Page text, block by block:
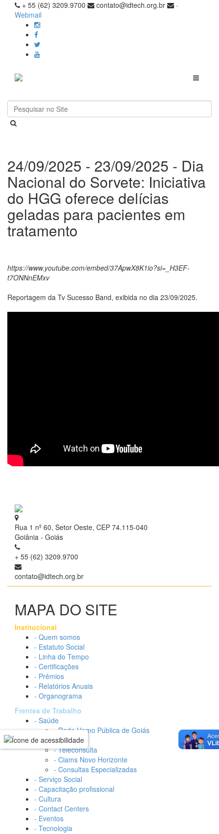
+ 55 (62) 3209.9700 contato@idtech.org.br
-
Webmail
Toggle
24/09/2025 - 23/09/2025 - Dia
Nacional do Sorvete: Iniciativa
do HGG oferece delícias
geladas para pacientes em
tratamento
https://www.youtube.com/embed/37ApwX8K1io?si=_H3EF-
t7ONNnEMxv
Reportagem da Tv Sucesso Band, exibida no dia 23/09/2025.
Rua 1 nº 60, Setor Oeste, CEP 74.115-040
Goiânia - Goiás
+ 55 (62) 3209.9700
contato@idtech.org.br
MAPA DO SITE
Institucional
- Quem somos
- Estatuto Social
- Linha do Tempo
- Certificações
- Prêmios
- Relatórios Anuais
- Organograma
Frentes de Trabalho
- Saúde
- Rede Hemo Pública de Goiás
- HGG
- Teleconsulta
- Ciams Novo Horizonte
- Consultas Especializadas
- Serviço Social
- Capacitação profissional
- Cultura
- Contact Centers
- Eventos
- Tecnologia